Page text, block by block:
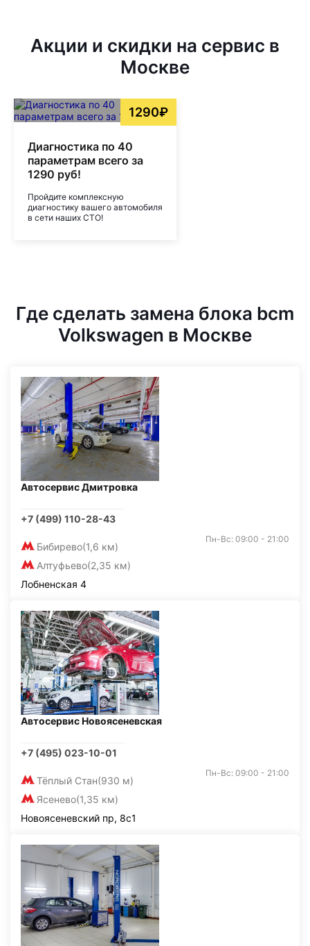
Акции и скидки на сервис в
Москве
1290₽
Диагностика по 40
параметрам всего за
1290 руб!
Пройдите комплексную
диагностику вашего автомобиля
в сети наших СТО!
Где сделать замена блока bcm
Volkswagen в Москве
Автосервис Дмитровка
+7 (499) 110-28-43
Бибирево(1,6 км)
Алтуфьево(2,35 км)
Пн-Вс: 09:00 - 21:00
Лобненская 4
Автосервис Новоясеневская
+7 (495) 023-10-01
Тёплый Стан(930 м)
Ясенево(1,35 км)
Пн-Вс: 09:00 - 21:00
Новоясеневский пр, 8с1